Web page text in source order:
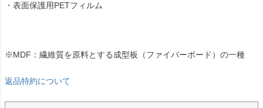
・表面保護用PETフィルム
※MDF：繊維質を原料とする成型板（ファイバーボード）の一種
返品特約について